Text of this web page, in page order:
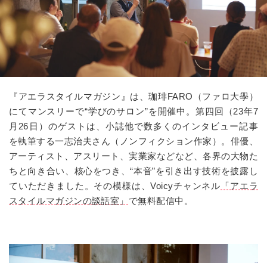
『アエラスタイルマガジン』は、珈琲FARO （ファロ大學）
にてマンスリーで“学びのサロン”を開催中。第四回（23年7
月 26 日）のゲストは、小誌他で数多くのインタビュー記事
を執筆する一志治夫さん（ノンフィクション作家）。俳優、
アーティスト、アスリート、実業家などなど、各界の大物た
ちと向き合い、核心をつき、“本音”を引き出す技術を披露し
ていただきました。その模様は、Voicyチャンネル 「アエラ
スタイルマガジンの談話室」 で無料配信中。